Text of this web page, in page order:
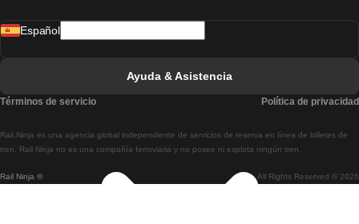
Tren De Lisboa A Braga
Tren De Braga A Lisboa
Rail Ninja ® All Rights Reserved © 2026
Rail.Ninja es una agencia global independiente de servicios de reserva en línea de billetes de
tren. Rail Ninja no es una compañía ferroviaria y no posee ni explota ningún tren.
Español
Ayuda & Asistencia
Términos de servicio Política de privacidad